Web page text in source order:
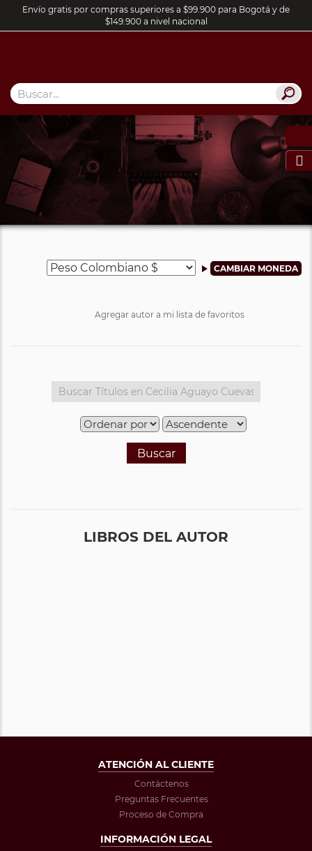
Envío gratis por compras superiores a $99.900 para Bogotá y de
$149.900 a nivel nacional

Agregar autor a mi lista de favoritos
Buscar
LIBROS DEL AUTOR
ATENCIÓN AL CLIENTE
Contáctenos
Preguntas Frecuentes
Proceso de Compra
INFORMACIÓN LEGAL